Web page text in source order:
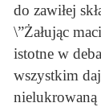
do zawiłej
\”Żałując
istotne w
wszystkim
nielukrowaną